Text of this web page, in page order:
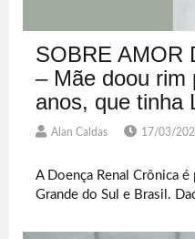
SOBRE AMOR
– Mãe doou rim
anos, que tinha
Alan Caldas 17/03/
A Doença Renal Crônica
Grande do Sul e Brasil.